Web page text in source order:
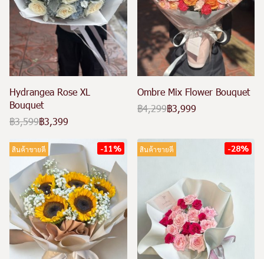
Hydrangea Rose XL
Bouquet
฿3,599฿3,399
Ombre Mix Flower Bouquet
฿4,299฿3,999
สินค้าขายดี -11% สินค้าขายดี -28%